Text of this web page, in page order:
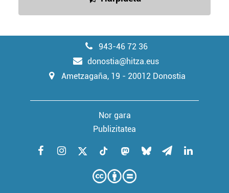
943-46 72 36
donostia@hitza.eus
Ametzagaña, 19 - 20012 Donostia
Nor gara
Publizitatea